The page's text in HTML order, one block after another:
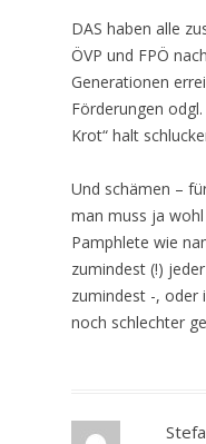
DAS haben alle
ÖVP und FPÖ
Generationen
Förderungen
Krot“ halt
Und schämen –
man muss ja
Pamphlete wie
zumindest (!)
zumindest -, oder
noch schlechter